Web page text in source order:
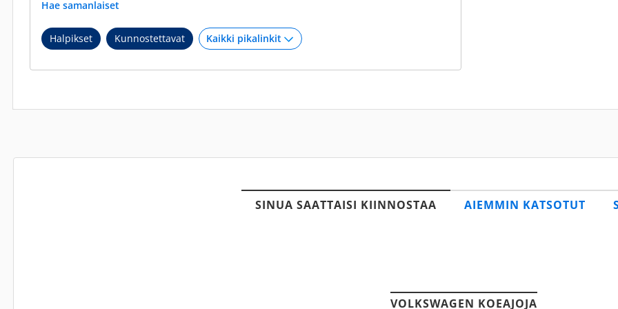
Hae samanlaiset
Halpikset Kunnostettavat
SINUA SAATTAISI KIINNOSTAA AIEMMIN KATSOTUT
VOLKSWAGEN KOEAJOJA